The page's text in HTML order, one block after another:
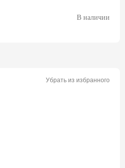
В наличии
Убрать из избранного